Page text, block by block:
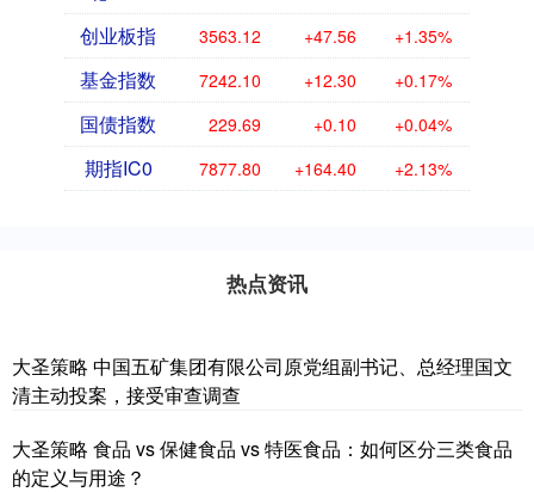
创业板指 3563.12 +47.56 +1.35%
基金指数 7242.10 +12.30 +0.17%
国债指数 229.69 +0.10 +0.04%
期指IC0 7877.80 +164.40 +2.13%
热点资讯
大圣策略 中国五矿集团有限公司原党组副书记、总经理国文
清主动投案，接受审查调查
大圣策略 食品 vs 保健食品 vs 特医食品：如何区分三类食品
的定义与用途？